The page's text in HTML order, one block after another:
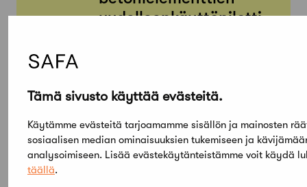
Tämä sivusto käyttää evästeitä.
Käytämme evästeitä tarjoamamme sisällön ja mainosten
sosiaalisen median ominaisuuksien tukemiseen ja
analysoimiseen. Lisää evästekäytänteistämme voit käydä
täällä.
uudelleenkäyttöpilotti
MA
ELO
SU
näyttely Joensuussa